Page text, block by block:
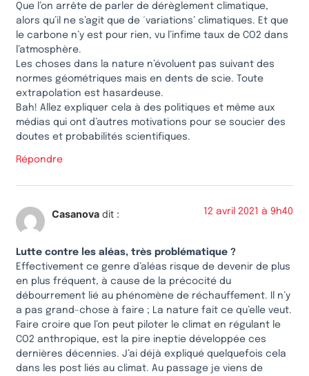
Que l’on arrête de parler de dérèglement climatique,
alors qu’il ne s’agit que de ´variations’ climatiques. Et que
le carbone n’y est pour rien, vu l’infime taux de CO2 dans
l’atmosphère.
Les choses dans la nature n’évoluent pas suivant des
normes géométriques mais en dents de scie. Toute
extrapolation est hasardeuse.
Bah! Allez expliquer cela à des politiques et même aux
médias qui ont d’autres motivations pour se soucier des
doutes et probabilités scientifiques.
Répondre
Casanova dit : 12 avril 2021 à 9h40
Lutte contre les aléas, très problématique ?
Effectivement ce genre d’aléas risque de devenir de plus
en plus fréquent, à cause de la précocité du
débourrement lié au phénomène de réchauffement. Il n’y
a pas grand-chose à faire ; La nature fait ce qu’elle veut.
Faire croire que l’on peut piloter le climat en régulant le
CO2 anthropique, est la pire ineptie développée ces
dernières décennies. J’ai déjà expliqué quelquefois cela
dans les post liés au climat. Au passage je viens de